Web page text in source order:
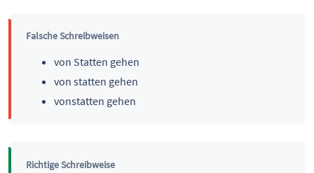
Falsche Schreibweisen
von Statten gehen
von statten gehen
vonstatten gehen
Richtige Schreibweise